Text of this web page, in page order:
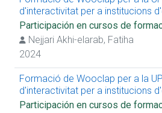
d'interactivitat per a institucions
Participación en cursos de
Nejjari Akhi-elarab, Fatiha
2024
Formació de Wooclap per a la
d'interactivitat per a institucions
Participación en cursos de